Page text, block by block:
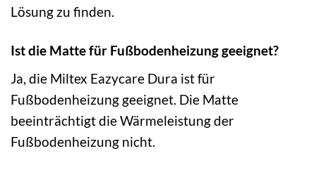
Lösung zu finden.
Ist die Matte für Fußbodenheizung geeignet?
Ja, die Miltex Eazycare Dura ist für
Fußbodenheizung geeignet. Die Matte
beeinträchtigt die Wärmeleistung der
Fußbodenheizung nicht.